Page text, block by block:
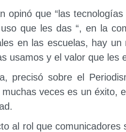
opinó que “las
que les das “, en la
en las escuelas, hay
usamos y el valor que les
precisó sobre el
veces es un éxito,
al rol que